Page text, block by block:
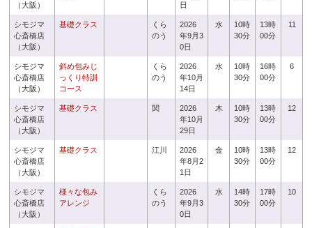
（大阪）
日
シモジマ
心斎橋店
（大阪）
基礎クラス
くら
のう
2026
年9月3
0日
水
10時
30分
13時
00分
11
シモジマ
心斎橋店
（大阪）
斜め包みじ
っくり特訓
コース
くら
のう
2026
年10月
14日
水
10時
30分
16時
00分
6
シモジマ
心斎橋店
（大阪）
基礎クラス 関
2026
年10月
29日
木
10時
30分
13時
00分
12
シモジマ
心斎橋店
（大阪）
基礎クラス 江川
2026
年8月2
1日
金
10時
30分
13時
00分
12
シモジマ
心斎橋店
（大阪）
様々な包み
アレンジ
くら
のう
2026
年9月3
0日
水
14時
30分
17時
00分
10